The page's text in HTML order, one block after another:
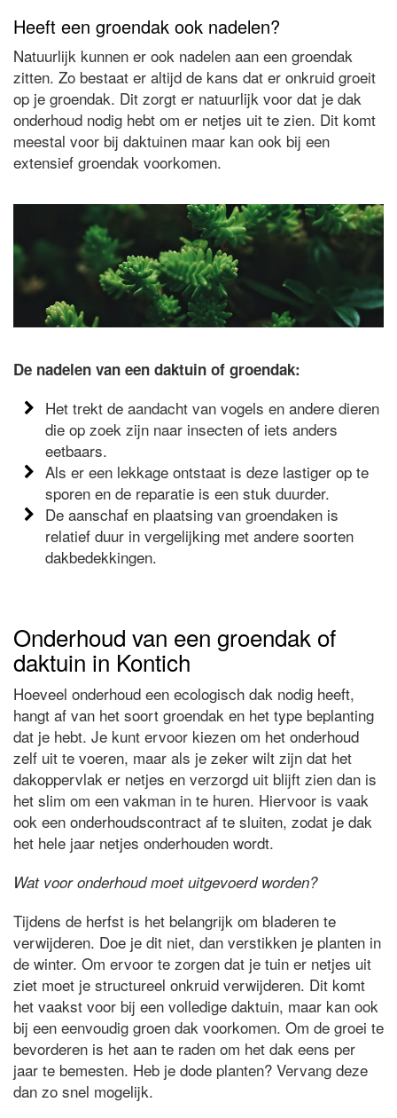
Heeft een groendak ook nadelen?
Natuurlijk kunnen er ook nadelen aan een groendak
zitten. Zo bestaat er altijd de kans dat er onkruid groeit
op je groendak. Dit zorgt er natuurlijk voor dat je dak
onderhoud nodig hebt om er netjes uit te zien. Dit komt
meestal voor bij daktuinen maar kan ook bij een
extensief groendak voorkomen.
De nadelen van een daktuin of groendak:
Het trekt de aandacht van vogels en andere dieren
die op zoek zijn naar insecten of iets anders
eetbaars.
Als er een lekkage ontstaat is deze lastiger op te
sporen en de reparatie is een stuk duurder.
De aanschaf en plaatsing van groendaken is
relatief duur in vergelijking met andere soorten
dakbedekkingen.
Onderhoud van een groendak of
daktuin in Kontich
Hoeveel onderhoud een ecologisch dak nodig heeft,
hangt af van het soort groendak en het type beplanting
dat je hebt. Je kunt ervoor kiezen om het onderhoud
zelf uit te voeren, maar als je zeker wilt zijn dat het
dakoppervlak er netjes en verzorgd uit blijft zien dan is
het slim om een vakman in te huren. Hiervoor is vaak
ook een onderhoudscontract af te sluiten, zodat je dak
het hele jaar netjes onderhouden wordt.
Wat voor onderhoud moet uitgevoerd worden?
Tijdens de herfst is het belangrijk om bladeren te
verwijderen. Doe je dit niet, dan verstikken je planten in
de winter. Om ervoor te zorgen dat je tuin er netjes uit
ziet moet je structureel onkruid verwijderen. Dit komt
het vaakst voor bij een volledige daktuin, maar kan ook
bij een eenvoudig groen dak voorkomen. Om de groei te
bevorderen is het aan te raden om het dak eens per
jaar te bemesten. Heb je dode planten? Vervang deze
dan zo snel mogelijk.